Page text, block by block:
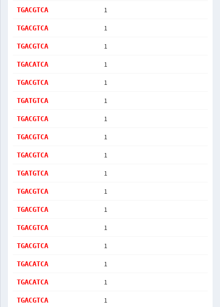
TGACGTCA 1
TGACGTCA 1
TGACGTCA 1
TGACATCA 1
TGACGTCA 1
TGATGTCA 1
TGACGTCA 1
TGACGTCA 1
TGACGTCA 1
TGATGTCA 1
TGACGTCA 1
TGACGTCA 1
TGACGTCA 1
TGACGTCA 1
TGACATCA 1
TGACATCA 1
TGACGTCA 1